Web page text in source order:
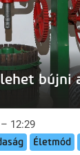
bújni
12:29
Életmód